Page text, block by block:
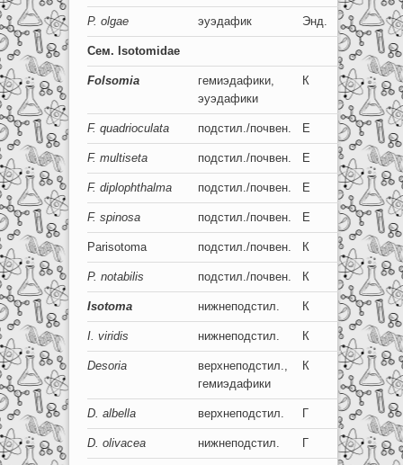
P. olgae эуэдафик Энд. 2+2
Сем. Isotomidae
Folsomia
гемиэдафики,
эуэдафики
К 8-0
F. quadrioculata подстил./почвен. Е 2+2
F. multiseta подстил./почвен. Е 2+2
F. diplophthalma подстил./почвен. Е 1+1
F. spinosa подстил./почвен. Е 0+0
Parisotoma подстил./почвен. К 5-2
P. notabilis подстил./почвен. К 4+4
Isotoma нижнеподстил. К 8-6
I. viridis нижнеподстил. К 8+8
Desoria
верхнеподстил.,
гемиэдафики
К 8-6
D. albella верхнеподстил. Г 8+8
D. olivacea нижнеподстил. Г 8+8